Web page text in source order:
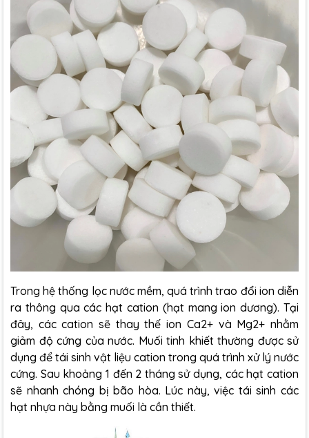
Trong hệ thống lọc nước mềm, quá trình trao đổi ion diễn
ra thông qua các hạt cation (hạt mang ion dương). Tại
đây, các cation sẽ thay thế ion Ca2+ và Mg2+ nhằm
giảm độ cứng của nước. Muối tinh khiết thường được sử
dụng để tái sinh vật liệu cation trong quá trình xử lý nước
cứng. Sau khoảng 1 đến 2 tháng sử dụng, các hạt cation
sẽ nhanh chóng bị bão hòa. Lúc này, việc tái sinh các
hạt nhựa này bằng muối là cần thiết.